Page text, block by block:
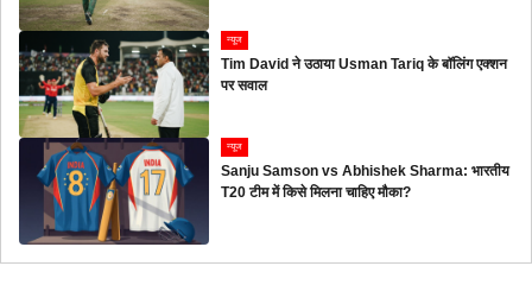
न्यूज
Tim David ने उठाया Usman Tariq के बॉलिंग एक्शन
पर सवाल
न्यूज
Sanju Samson vs Abhishek Sharma: भारतीय
T20 टीम में किसे मिलना चाहिए मौका?